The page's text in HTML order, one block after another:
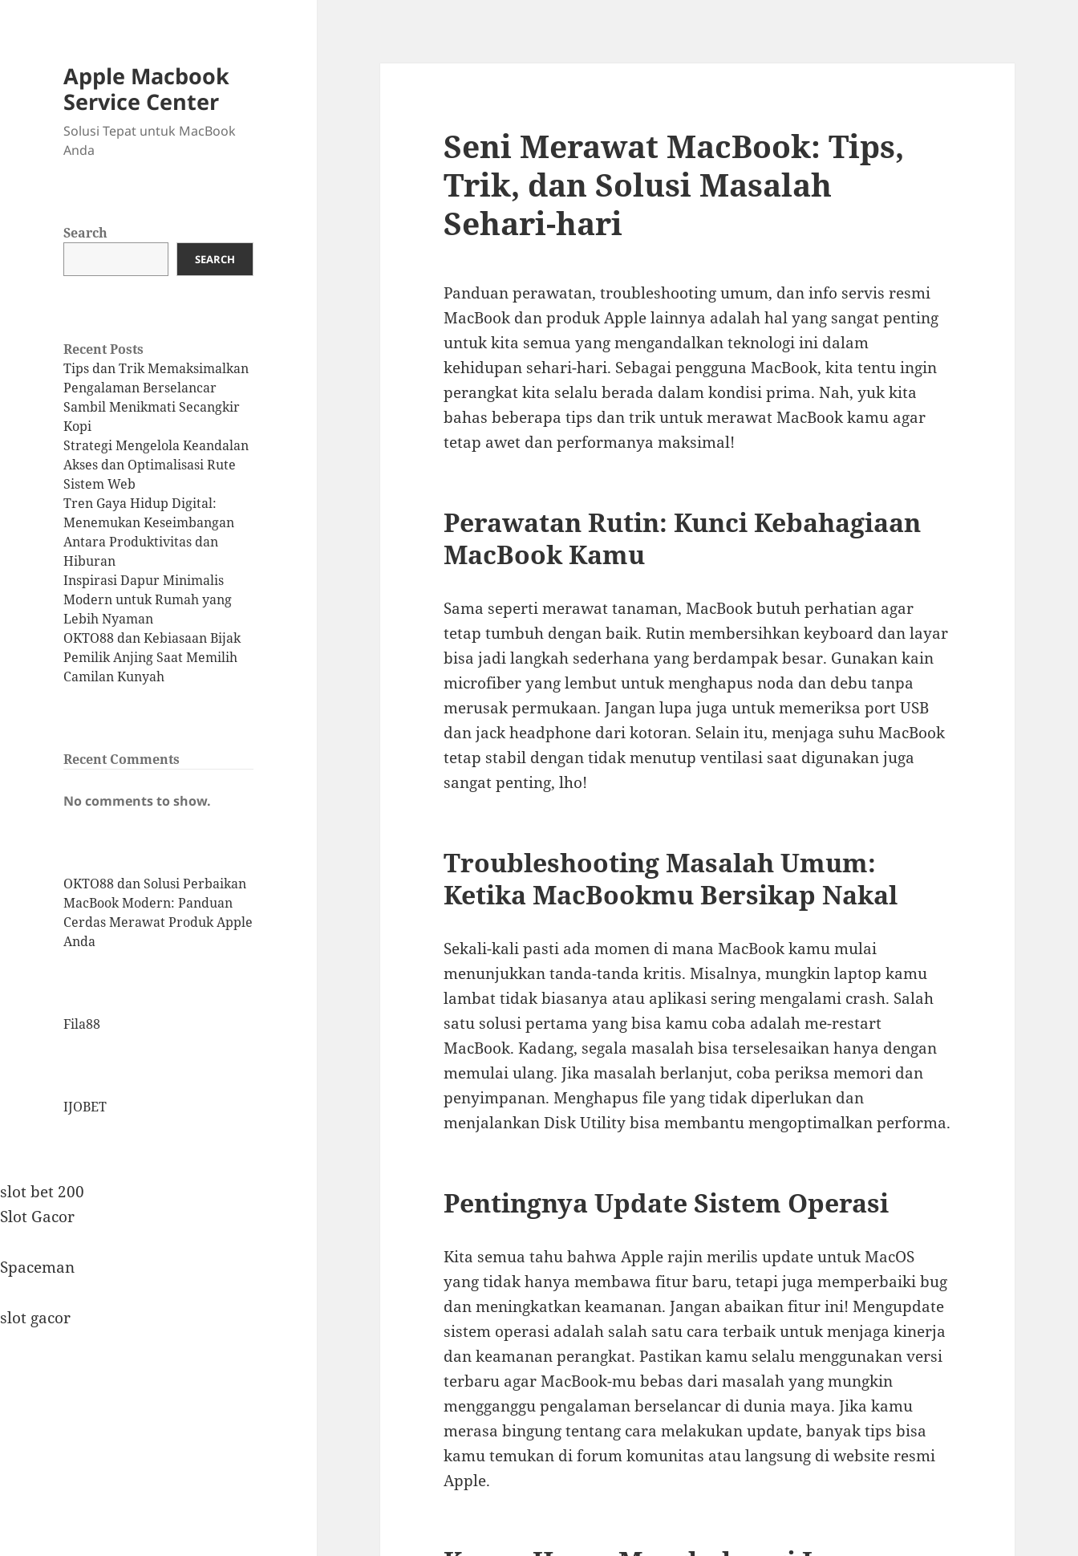
Apple Macbook
Service Center
Solusi Tepat untuk MacBook
Anda
Search
SEARCH
Recent Posts
Tips dan Trik Memaksimalkan
Pengalaman Berselancar
Sambil Menikmati Secangkir
Kopi
Strategi Mengelola Keandalan
Akses dan Optimalisasi Rute
Sistem Web
Tren Gaya Hidup Digital:
Menemukan Keseimbangan
Antara Produktivitas dan
Hiburan
Inspirasi Dapur Minimalis
Modern untuk Rumah yang
Lebih Nyaman
OKTO88 dan Kebiasaan Bijak
Pemilik Anjing Saat Memilih
Camilan Kunyah
Recent Comments
No comments to show.
OKTO88 dan Solusi Perbaikan
MacBook Modern: Panduan
Cerdas Merawat Produk Apple
Anda
Fila88
IJOBET
slot bet 200
Slot Gacor
Spaceman
slot gacor
Seni Merawat MacBook: Tips,
Trik, dan Solusi Masalah
Sehari-hari
Panduan perawatan, troubleshooting umum, dan info servis resmi
MacBook dan produk Apple lainnya adalah hal yang sangat penting
untuk kita semua yang mengandalkan teknologi ini dalam
kehidupan sehari-hari. Sebagai pengguna MacBook, kita tentu ingin
perangkat kita selalu berada dalam kondisi prima. Nah, yuk kita
bahas beberapa tips dan trik untuk merawat MacBook kamu agar
tetap awet dan performanya maksimal!
Perawatan Rutin: Kunci Kebahagiaan
MacBook Kamu
Sama seperti merawat tanaman, MacBook butuh perhatian agar
tetap tumbuh dengan baik. Rutin membersihkan keyboard dan layar
bisa jadi langkah sederhana yang berdampak besar. Gunakan kain
microfiber yang lembut untuk menghapus noda dan debu tanpa
merusak permukaan. Jangan lupa juga untuk memeriksa port USB
dan jack headphone dari kotoran. Selain itu, menjaga suhu MacBook
tetap stabil dengan tidak menutup ventilasi saat digunakan juga
sangat penting, lho!
Troubleshooting Masalah Umum:
Ketika MacBookmu Bersikap Nakal
Sekali-kali pasti ada momen di mana MacBook kamu mulai
menunjukkan tanda-tanda kritis. Misalnya, mungkin laptop kamu
lambat tidak biasanya atau aplikasi sering mengalami crash. Salah
satu solusi pertama yang bisa kamu coba adalah me-restart
MacBook. Kadang, segala masalah bisa terselesaikan hanya dengan
memulai ulang. Jika masalah berlanjut, coba periksa memori dan
penyimpanan. Menghapus file yang tidak diperlukan dan
menjalankan Disk Utility bisa membantu mengoptimalkan performa.
Pentingnya Update Sistem Operasi
Kita semua tahu bahwa Apple rajin merilis update untuk MacOS
yang tidak hanya membawa fitur baru, tetapi juga memperbaiki bug
dan meningkatkan keamanan. Jangan abaikan fitur ini! Mengupdate
sistem operasi adalah salah satu cara terbaik untuk menjaga kinerja
dan keamanan perangkat. Pastikan kamu selalu menggunakan versi
terbaru agar MacBook-mu bebas dari masalah yang mungkin
mengganggu pengalaman berselancar di dunia maya. Jika kamu
merasa bingung tentang cara melakukan update, banyak tips bisa
kamu temukan di forum komunitas atau langsung di website resmi
Apple.